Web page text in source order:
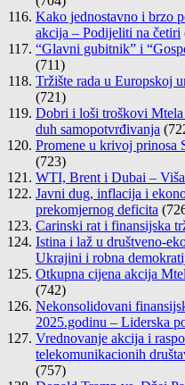
Kako jednostavno i brzo
akcija – Podijeliti na četiri
“Glavni gubitnik” i
(711)
Tržište rada u Europskoj
(721)
Dobri i loši troškovi
duh samopotvrđivanja
Promene u krivoj
(723)
WTI, Brent i Dubai –
Javni dug, inflacija i
prekomjernog deficita
Carinski rat i finansijska
Istina i laž u društveno-
Ukrajini i robna
Otkupna cijena akcija
(742)
Nekonsolidovani
2025.godinu – Liderska
Vrednovanje akcija i
telekomunikacionih
(757)